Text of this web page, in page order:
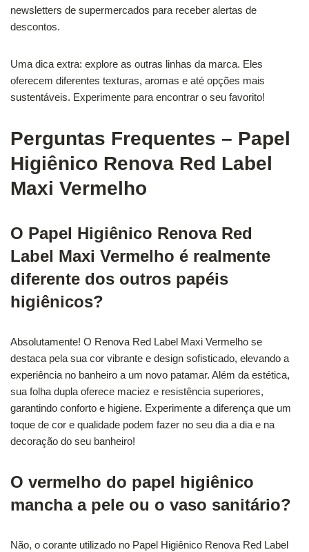
newsletters de supermercados para receber alertas de
descontos.
Uma dica extra: explore as outras linhas da marca. Eles
oferecem diferentes texturas, aromas e até opções mais
sustentáveis. Experimente para encontrar o seu favorito!
Perguntas Frequentes – Papel
Higiênico Renova Red Label
Maxi Vermelho
O Papel Higiênico Renova Red
Label Maxi Vermelho é realmente
diferente dos outros papéis
higiênicos?
Absolutamente! O Renova Red Label Maxi Vermelho se
destaca pela sua cor vibrante e design sofisticado, elevando a
experiência no banheiro a um novo patamar. Além da estética,
sua folha dupla oferece maciez e resistência superiores,
garantindo conforto e higiene. Experimente a diferença que um
toque de cor e qualidade podem fazer no seu dia a dia e na
decoração do seu banheiro!
O vermelho do papel higiênico
mancha a pele ou o vaso sanitário?
Não, o corante utilizado no Papel Higiênico Renova Red Label